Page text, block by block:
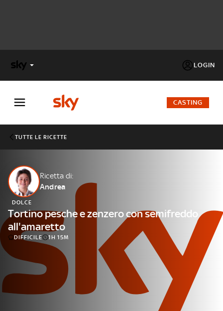
LOGIN
FACTOR
Cos’altro vedere:
PROGRAMMI SKY
Un mondo di offerte:
SKY.IT
NOW
CASTING
TUTTE LE RICETTE
Ricetta di:
Andrea
DOLCE
Tortino pesche e zenzero con semifreddo
all'amaretto
DIFFICILE 1H 15M